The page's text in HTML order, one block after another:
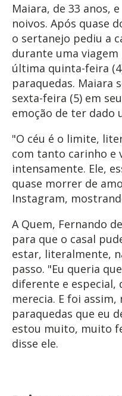
Maiara, de 33 anos,
noivos. Após quase
o sertanejo pediu a
durante uma
última quinta-feira
paraquedas. Maiara
sexta-feira (5) em
emoção de ter dado
"O céu é o limite,
com tanto carinho e
intensamente. Ele,
quase morrer de
Instagram,
A Quem, Fernando
para que o casal
estar, literalmente,
passo. "Eu queria
diferente e especial,
merecia. E foi
paraquedas que eu
estou muito, muito
disse ele.